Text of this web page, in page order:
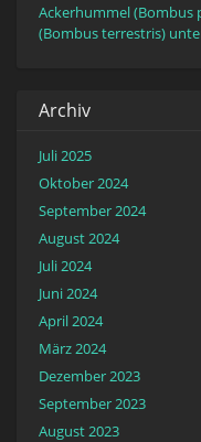
Ackerhummel (Bombus
(Bombus terrestris)
Archiv
Juli 2025
Oktober 2024
September 2024
August 2024
Juli 2024
Juni 2024
April 2024
März 2024
Dezember 2023
September 2023
August 2023